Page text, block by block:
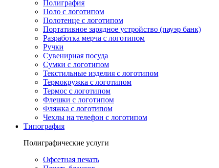
Полиграфия
Поло с логотипом
Полотенце с логотипом
Портативное зарядное устройство (пауэр банк)
Разработка мерча с логотипом
Ручки
Сувенирная посуда
Сумки с логотипом
Текстильные изделия с логотипом
Термокружка с логотипом
Термос с логотипом
Флешки с логотипом
Фляжка с логотипом
Чехлы на телефон с логотипом
Типография
Полиграфические услуги
Офсетная печать